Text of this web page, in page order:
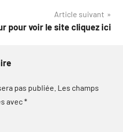
Article suivant
pour voir le site cliquez ici
pas publiée. Les champs
avec*